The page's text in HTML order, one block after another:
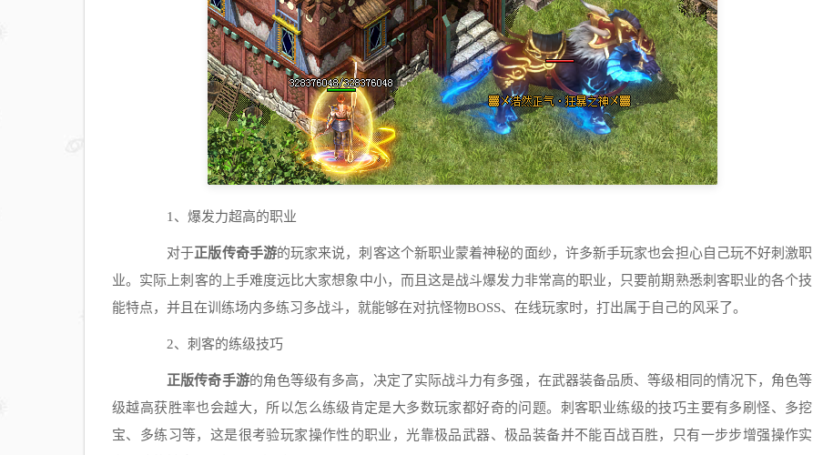
1、爆发力超高的职业
对于正版传奇手游的玩家来说，刺客这个新职业蒙着神秘的面纱，许多新手玩家也会担心自己玩不好刺激职
业。实际上刺客的上手难度远比大家想象中小，而且这是战斗爆发力非常高的职业，只要前期熟悉刺客职业的各个技
能特点，并且在训练场内多练习多战斗，就能够在对抗怪物BOSS、在线玩家时，打出属于自己的风采了。
2、刺客的练级技巧
正版传奇手游的角色等级有多高，决定了实际战斗力有多强，在武器装备品质、等级相同的情况下，角色等
级越高获胜率也会越大，所以怎么练级肯定是大多数玩家都好奇的问题。刺客职业练级的技巧主要有多刷怪、多挖
宝、多练习等，这是很考验玩家操作性的职业，光靠极品武器、极品装备并不能百战百胜，只有一步步增强操作实